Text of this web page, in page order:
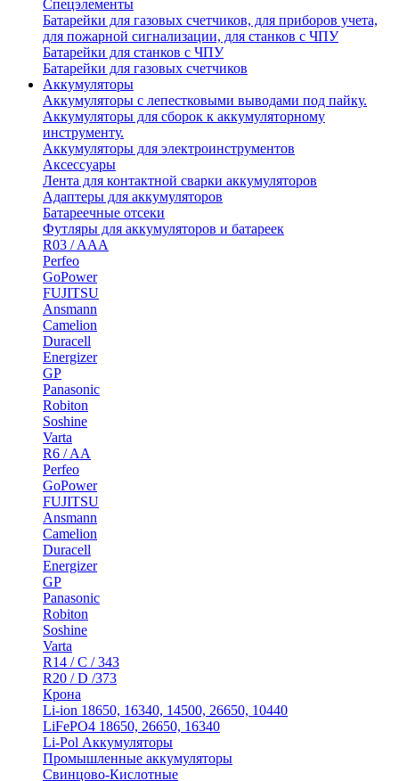
Спецэлементы
Батарейки для газовых счетчиков, для приборов учета,
для пожарной сигнализации, для станков с ЧПУ
Батарейки для станков с ЧПУ
Батарейки для газовых счетчиков
Аккумуляторы
Аккумуляторы с лепестковыми выводами под пайку.
Аккумуляторы для сборок к аккумуляторному
инструменту.
Аккумуляторы для электроинструментов
Аксессуары
Лента для контактной сварки аккумуляторов
Адаптеры для аккумуляторов
Батареечные отсеки
Футляры для аккумуляторов и батареек
R03 / AAA
Perfeo
GoPower
FUJITSU
Ansmann
Camelion
Duracell
Energizer
GP
Panasonic
Robiton
Soshine
Varta
R6 / AA
Perfeo
GoPower
FUJITSU
Ansmann
Camelion
Duracell
Energizer
GP
Panasonic
Robiton
Soshine
Varta
R14 / C / 343
R20 / D /373
Крона
Li-ion 18650, 16340, 14500, 26650, 10440
LiFePO4 18650, 26650, 16340
Li-Pol Аккумуляторы
Промышленные аккумуляторы
Свинцово-Кислотные